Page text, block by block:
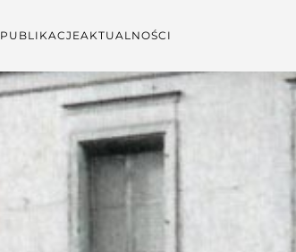
PUBLIKACJEAKTUALNOŚCI